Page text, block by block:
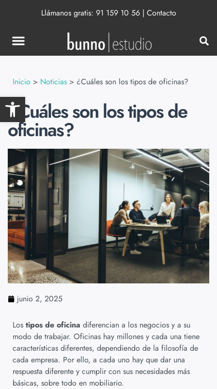
Abrir barra de herramientas
Llámanos gratis: 91 159 10 56| Contacto
Inicio > Noticias > ¿Cuáles son los tipos de oficinas?
¿Cuáles son los tipos de
oficinas?
junio 2, 2025
Los tipos de oficina diferencian a los negocios y a su
modo de trabajar. Oficinas hay millones y cada una tiene
características diferentes, dependiendo de la filosofía de
cada empresa. Por ello, a cada uno hay que dar una
respuesta diferente y cumplir con sus necesidades más
básicas, sobre todo en mobiliario.